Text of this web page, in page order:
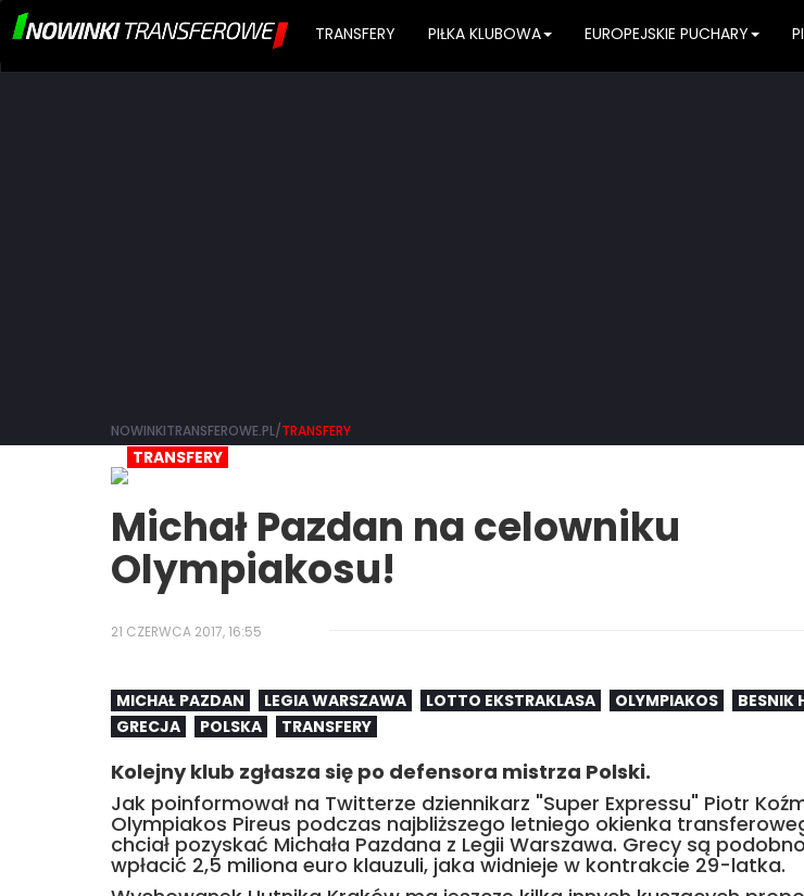
TRANSFERY PIŁKA KLUBOWA EUROPEJSKIE PUCHARY
NOWINKITRANSFEROWE.PL/TRANSFERY
TRANSFERY
Michał Pazdan na celowniku
Olympiakosu!
21 CZERWCA 2017, 16:55
MICHAŁ PAZDAN LEGIA WARSZAWA LOTTO EKSTRAKLASA OLYMPIAKOS
BESNIK
GRECJA
POLSKA TRANSFERY
Kolejny klub zgłasza się po defensora mistrza Polski.
Jak poinformował na Twitterze dziennikarz "Super Expressu" Piotr
Olympiakos Pireus podczas najbliższego letniego okienka
chciał pozyskać Michała Pazdana z Legii Warszawa. Grecy są
wpłacić 2,5 miliona euro klauzuli, jaka widnieje w kontrakcie 29-latka.